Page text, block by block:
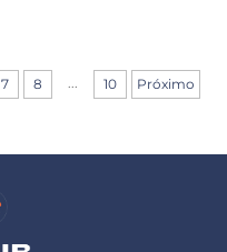
7 8 10 Próximo